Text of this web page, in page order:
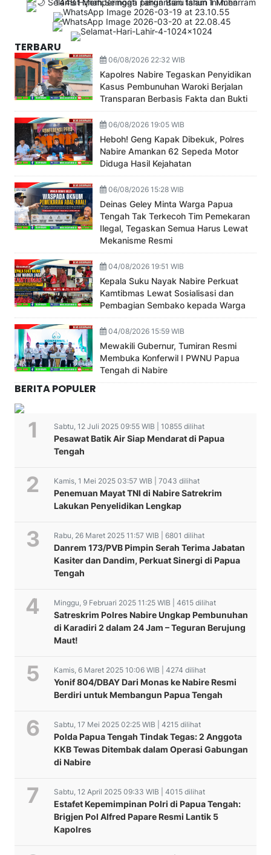
TERBARU
06/08/2026 22:32 WIB
Kapolres Nabire Tegaskan Penyidikan
Kasus Pembunuhan Waroki Berjalan
Transparan Berbasis Fakta dan Bukti
06/08/2026 19:05 WIB
Heboh! Geng Kapak Dibekuk, Polres
Nabire Amankan 62 Sepeda Motor
Diduga Hasil Kejahatan
06/08/2026 15:28 WIB
Deinas Geley Minta Warga Papua
Tengah Tak Terkecoh Tim Pemekaran
Ilegal, Tegaskan Semua Harus Lewat
Mekanisme Resmi
04/08/2026 19:51 WIB
Kepala Suku Nayak Nabire Perkuat
Kamtibmas Lewat Sosialisasi dan
Pembagian Sembako kepada Warga
04/08/2026 15:59 WIB
Mewakili Gubernur, Tumiran Resmi
Membuka Konferwil I PWNU Papua
Tengah di Nabire
BERITA POPULER
Sabtu, 12 Juli 2025 09:55 WIB | 10855 dilihat
Pesawat Batik Air Siap Mendarat di Papua
Tengah
Kamis, 1 Mei 2025 03:57 WIB | 7043 dilihat
Penemuan Mayat TNI di Nabire Satrekrim
Lakukan Penyelidikan Lengkap
Rabu, 26 Maret 2025 11:57 WIB | 6801 dilihat
Danrem 173/PVB Pimpin Serah Terima Jabatan
Kasiter dan Dandim, Perkuat Sinergi di Papua
Tengah
Minggu, 9 Februari 2025 11:25 WIB | 4615 dilihat
Satreskrim Polres Nabire Ungkap Pembunuhan
di Karadiri 2 dalam 24 Jam – Teguran Berujung
Maut!
Kamis, 6 Maret 2025 10:06 WIB | 4274 dilihat
Yonif 804/DBAY Dari Monas ke Nabire Resmi
Berdiri untuk Membangun Papua Tengah
Sabtu, 17 Mei 2025 02:25 WIB | 4215 dilihat
Polda Papua Tengah Tindak Tegas: 2 Anggota
KKB Tewas Ditembak dalam Operasi Gabungan
di Nabire
Sabtu, 12 April 2025 09:33 WIB | 4015 dilihat
Estafet Kepemimpinan Polri di Papua Tengah:
Brigjen Pol Alfred Papare Resmi Lantik 5
Kapolres